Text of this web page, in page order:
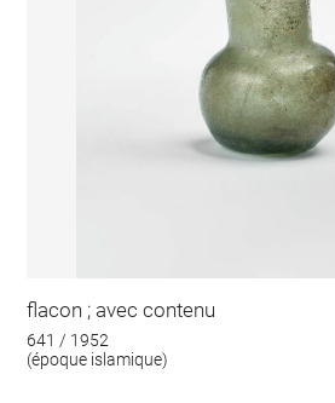
flacon ; avec contenu
641 / 1952
(époque islamique)